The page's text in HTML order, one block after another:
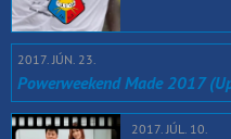
2017. JÚN. 23.
Powerweekend Made 2017
2017. JÚL. 10.